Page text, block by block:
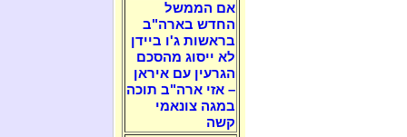
אם הממשל
החדש בארה"ב
בראשות ג'ו ביידן
לא ייסוג מהסכם
הגרעין עם איראן
– אזי ארה"ב תוכה
במגה צונאמי
קשה